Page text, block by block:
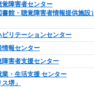
覚障害者センター
書館・聴覚障害者情報提供施設）
ビリテーションセンター
情報センター
障害者支援センター
業・生活支援 センター
ス堺」